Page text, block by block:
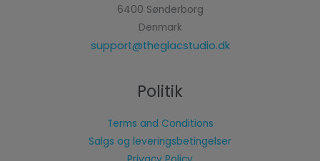
6400 Sønderborg
Denmark
support@theglacstudio.dk
Politik
Terms and Conditions
Salgs og leveringsbetingelser